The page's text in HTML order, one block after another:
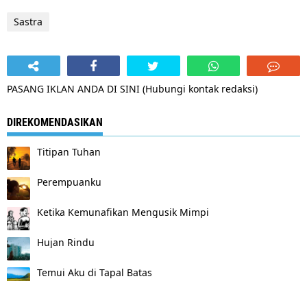
Sastra
PASANG IKLAN ANDA DI SINI (Hubungi kontak redaksi)
DIREKOMENDASIKAN
Titipan Tuhan
Perempuanku
Ketika Kemunafikan Mengusik Mimpi
Hujan Rindu
Temui Aku di Tapal Batas